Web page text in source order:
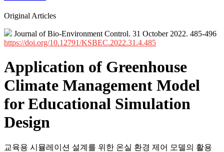
Original Articles
Journal of Bio-Environment Control. 31 October 2022. 485-496
https://doi.org/10.12791/KSBEC.2022.31.4.485
Application of Greenhouse
Climate Management Model
for Educational Simulation
Design
교육용 시뮬레이션 설계를 위한 온실 환경 제어 모델의 활용